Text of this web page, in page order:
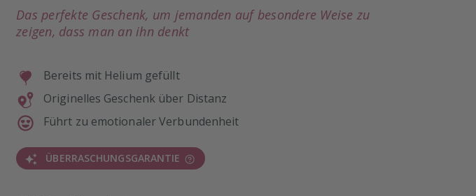
Das perfekte Geschenk, um jemanden auf besondere Weise zu
zeigen, dass man an ihn denkt
Bereits mit Helium gefüllt
Originelles Geschenk über Distanz
Führt zu emotionaler Verbundenheit
ÜBERRASCHUNGSGARANTIE